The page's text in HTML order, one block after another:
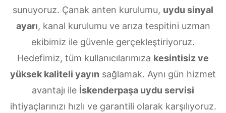
sunuyoruz. Çanak anten kurulumu, uydu sinyal
ayarı, kanal kurulumu ve arıza tespitini uzman
ekibimiz ile güvenle gerçekleştiriyoruz.
Hedefimiz, tüm kullanıcılarımıza kesintisiz ve
yüksek kaliteli yayın sağlamak. Aynı gün hizmet
avantajı ile İskenderpaşa uydu servisi
ihtiyaçlarınızı hızlı ve garantili olarak karşılıyoruz.